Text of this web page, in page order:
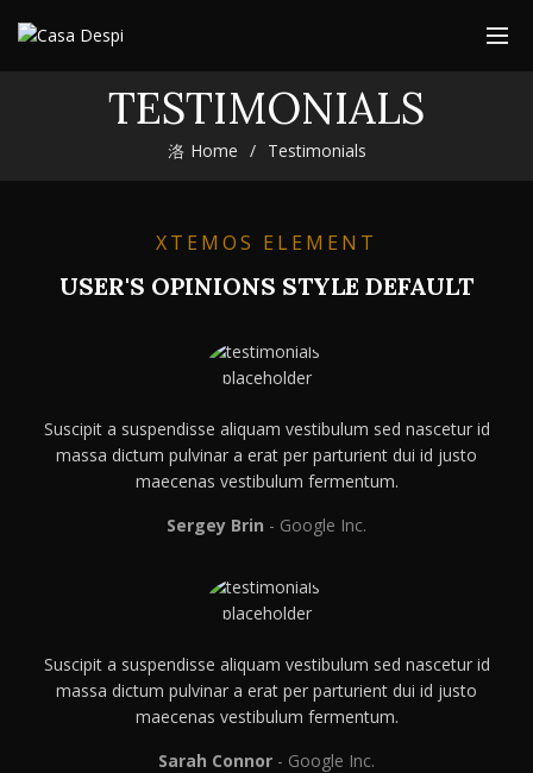
TESTIMONIALS
Home Testimonials
XTEMOS ELEMENT
USER'S OPINIONS STYLE DEFAULT
Suscipit a suspendisse aliquam vestibulum sed nascetur id
massa dictum pulvinar a erat per parturient dui id justo
maecenas vestibulum fermentum.
Sergey Brin
Google Inc.
Suscipit a suspendisse aliquam vestibulum sed nascetur id
massa dictum pulvinar a erat per parturient dui id justo
maecenas vestibulum fermentum.
Sarah Connor
Google Inc.